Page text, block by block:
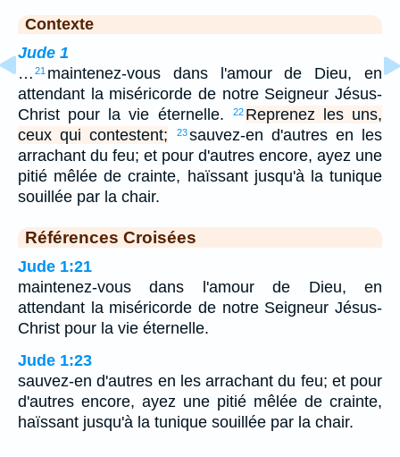
Contexte
Jude 1
… 21 maintenez-vous dans l'amour de Dieu, en
attendant la miséricorde de notre Seigneur Jésus-
Christ pour la vie éternelle.
22 Reprenez les uns,
ceux qui contestent;
23sauvez-en d'autres en les
arrachant du feu; et pour d'autres encore, ayez une
pitié mêlée de crainte, haïssant jusqu'à la tunique
souillée par la chair.
Références Croisées
Jude 1:21
maintenez-vous dans l'amour de Dieu, en
attendant la miséricorde de notre Seigneur Jésus-
Christ pour la vie éternelle.
Jude 1:23
sauvez-en d'autres en les arrachant du feu; et pour
d'autres encore, ayez une pitié mêlée de crainte,
haïssant jusqu'à la tunique souillée par la chair.